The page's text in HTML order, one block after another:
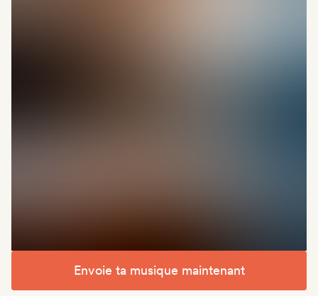
Envoie ta musique maintenant